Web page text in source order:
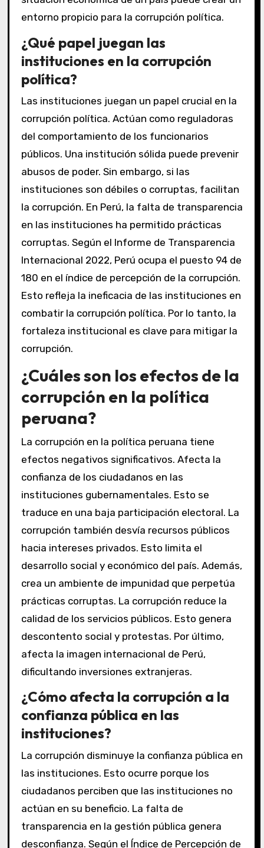
entorno propicio para la corrupción política.
¿Qué papel juegan las
instituciones en la corrupción
política?
Las instituciones juegan un papel crucial en la
corrupción política. Actúan como reguladoras
del comportamiento de los funcionarios
públicos. Una institución sólida puede prevenir
abusos de poder. Sin embargo, si las
instituciones son débiles o corruptas, facilitan
la corrupción. En Perú, la falta de transparencia
en las instituciones ha permitido prácticas
corruptas. Según el Informe de Transparencia
Internacional 2022, Perú ocupa el puesto 94 de
180 en el índice de percepción de la corrupción.
Esto refleja la ineficacia de las instituciones en
combatir la corrupción política. Por lo tanto, la
fortaleza institucional es clave para mitigar la
corrupción.
¿Cuáles son los efectos de la
corrupción en la política
peruana?
La corrupción en la política peruana tiene
efectos negativos significativos. Afecta la
confianza de los ciudadanos en las
instituciones gubernamentales. Esto se
traduce en una baja participación electoral. La
corrupción también desvía recursos públicos
hacia intereses privados. Esto limita el
desarrollo social y económico del país. Además,
crea un ambiente de impunidad que perpetúa
prácticas corruptas. La corrupción reduce la
calidad de los servicios públicos. Esto genera
descontento social y protestas. Por último,
afecta la imagen internacional de Perú,
dificultando inversiones extranjeras.
¿Cómo afecta la corrupción a la
confianza pública en las
instituciones?
La corrupción disminuye la confianza pública en
las instituciones. Esto ocurre porque los
ciudadanos perciben que las instituciones no
actúan en su beneficio. La falta de
transparencia en la gestión pública genera
desconfianza. Según el Índice de Percepción de